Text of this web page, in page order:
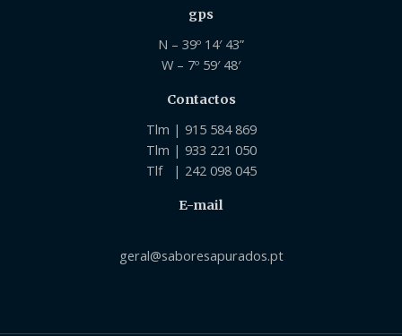
gps
N – 39º 14′ 43”
W – 7º 59′ 48′
Contactos
Tlm | 915 584 869
Tlm | 933 221 050
Tlf | 242 098 045
E-mail
geral@saboresapurados.pt